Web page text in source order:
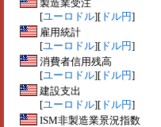
製造業受注
[ユーロドル][ ドル円]
雇用統計
[ユーロドル][ ドル円]
消費者信用残高
[ユーロドル][ ドル円]
建設支出
[ユーロドル][ ドル円]
ISM非製造業景況指数